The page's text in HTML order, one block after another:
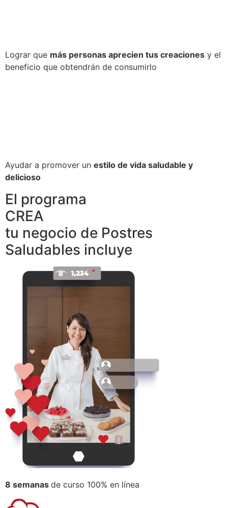
Lograr que más personas aprecien tus creaciones y el
beneficio que obtendrán de consumirlo
Ayudar a promover un estilo de vida saludable y
delicioso
El programa
CREA
tu negocio de Postres
Saludables incluye
8 semanas de curso 100% en línea